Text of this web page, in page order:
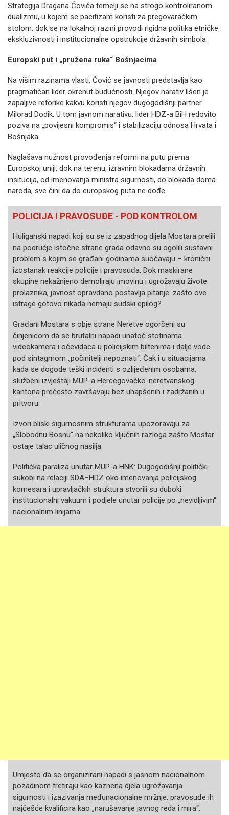
Strategija Dragana Čovića temelji se na strogo kontroliranom
dualizmu, u kojem se pacifizam koristi za pregovaračkim
stolom, dok se na lokalnoj razini provodi rigidna politika etničke
ekskluzivnosti i institucionalne opstrukcije državnih simbola.
Europski put i „pružena ruka“ Bošnjacima
Na višim razinama vlasti, Čović se javnosti predstavlja kao
pragmatičan lider okrenut budućnosti. Njegov narativ lišen je
zapaljive retorike kakvu koristi njegov dugogodišnji partner
Milorad Dodik. U tom javnom narativu, lider HDZ-a BiH redovito
poziva na „povijesni kompromis“ i stabilizaciju odnosa Hrvata i
Bošnjaka.
Naglašava nužnost provođenja reformi na putu prema
Europskoj uniji, dok na terenu, izravnim blokadama državnih
insitucija, od imenovanja ministra sigurnosti, do blokada doma
naroda, sve čini da do europskog puta ne dođe.
POLICIJA I PRAVOSUĐE - POD KONTROLOM
Huliganski napadi koji su se iz zapadnog dijela Mostara prelili
na područje istočne strane grada odavno su ogolili sustavni
problem s kojim se građani godinama suočavaju – kronični
izostanak reakcije policije i pravosuđa. Dok maskirane
skupine nekažnjeno demoliraju imovinu i ugrožavaju živote
prolaznika, javnost opravdano postavlja pitanje: zašto ove
istrage gotovo nikada nemaju sudski epilog?
Građani Mostara s obje strane Neretve ogorčeni su
činjenicom da se brutalni napadi unatoč stotinama
videokamera i očevidaca u policijskim biltenima i dalje vode
pod sintagmom „počinitelji nepoznati“. Čak i u situacijama
kada se dogode teški incidenti s ozlijeđenim osobama,
službeni izvještaji MUP-a Hercegovačko-neretvanskog
kantona prečesto završavaju bez uhapšenih i zadržanih u
pritvoru.
Izvori bliski sigurnosnim strukturama upozoravaju za
„Slobodnu Bosnu“ na nekoliko ključnih razloga zašto Mostar
ostaje talac uličnog nasilja:
Politička paraliza unutar MUP-a HNK: Dugogodišnji politički
sukobi na relaciji SDA–HDZ oko imenovanja policijskog
komesara i upravljačkih struktura stvorili su duboki
institucionalni vakuum i podjele unutar policije po „nevidljivim“
nacionalnim linijama.
Umjesto da se organizirani napadi s jasnom nacionalnom
pozadinom tretiraju kao kaznena djela ugrožavanja
sigurnosti i izazivanja međunacionalne mržnje, pravosuđe ih
najčešće kvalificira kao „narušavanje javnog reda i mira“.